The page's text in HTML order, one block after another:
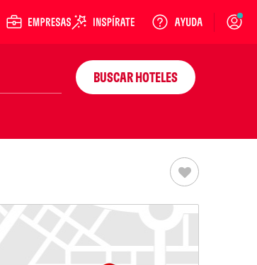
Login
BUSCAR HOTELES